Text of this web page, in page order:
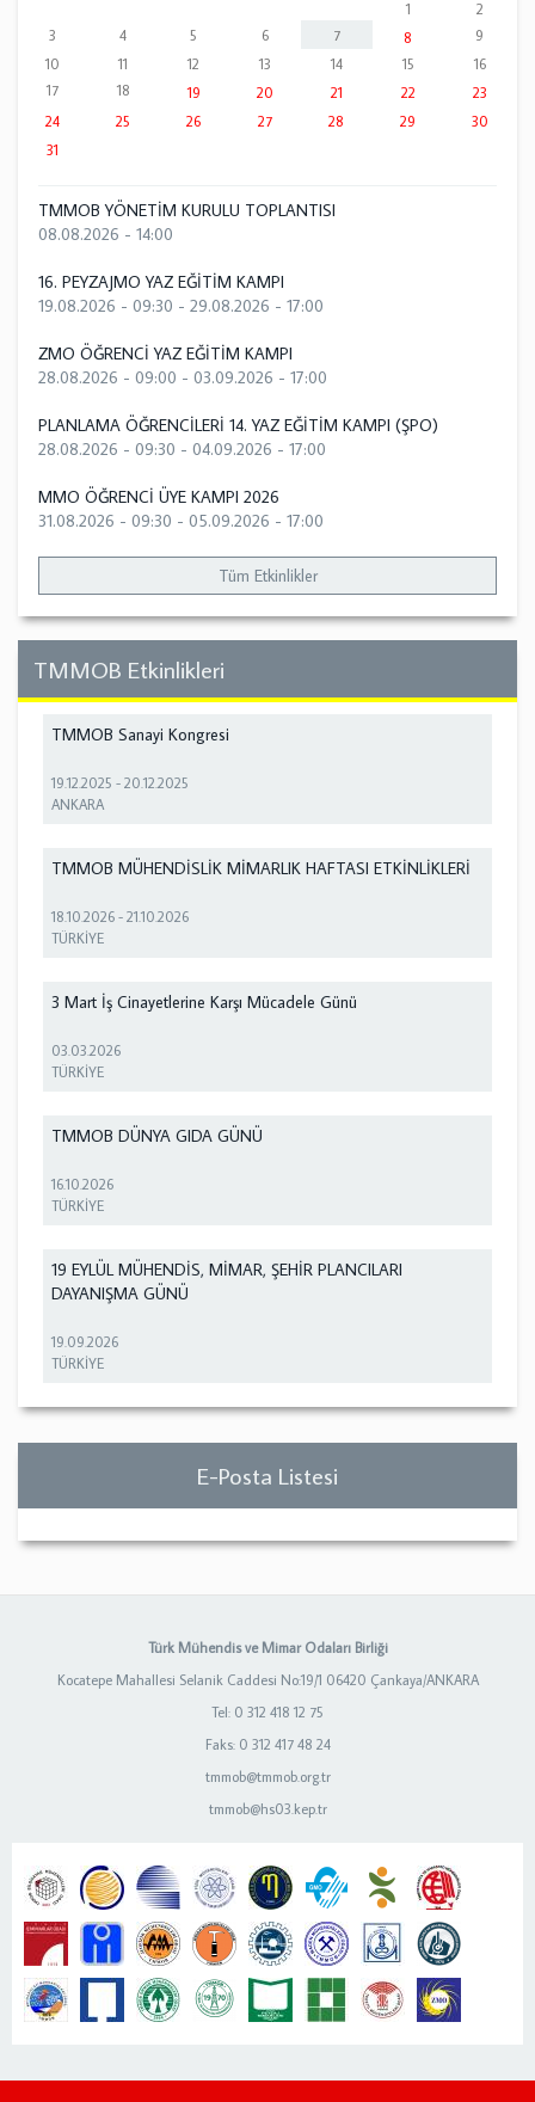
1
2
3
4 5 6 7 8
9
10
11 12 13 14 15
16
17
18 19 20 21 22
23
24
25 26 27 28 29
30
31
TMMOB YÖNETİM KURULU TOPLANTISI
08.08.2026 - 14:00
16. PEYZAJMO YAZ EĞİTİM KAMPI
19.08.2026 - 09:30 - 29.08.2026 - 17:00
ZMO ÖĞRENCİ YAZ EĞİTİM KAMPI
28.08.2026 - 09:00 - 03.09.2026 - 17:00
PLANLAMA ÖĞRENCİLERİ 14. YAZ EĞİTİM KAMPI (ŞPO)
28.08.2026 - 09:30 - 04.09.2026 - 17:00
MMO ÖĞRENCİ ÜYE KAMPI 2026
31.08.2026 - 09:30 - 05.09.2026 - 17:00
Tüm Etkinlikler
TMMOB Etkinlikleri
TMMOB Sanayi Kongresi
19.12.2025 -20.12.2025
ANKARA
TMMOB MÜHENDİSLİK MİMARLIK HAFTASI ETKİNLİKLERİ
18.10.2026 -21.10.2026
TÜRKİYE
3 Mart İş Cinayetlerine Karşı Mücadele Günü
03.03.2026
TÜRKİYE
TMMOB DÜNYA GIDA GÜNÜ
16.10.2026
TÜRKİYE
19 EYLÜL MÜHENDİS, MİMAR, ŞEHİR PLANCILARI
DAYANIŞMA GÜNÜ
19.09.2026
TÜRKİYE
E-Posta Listesi
Türk Mühendis ve Mimar Odaları Birliği
Kocatepe Mahallesi Selanik Caddesi No:19/1 06420 Çankaya/ANKARA
Tel: 0 312 418 12 75
Faks: 0 312 417 48 24
tmmob@tmmob.org.tr
tmmob@hs03.kep.tr